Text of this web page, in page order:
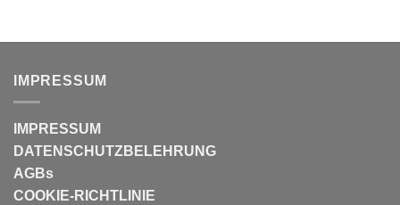
IMPRESSUM
IMPRESSUM
DATENSCHUTZBELEHRUNG
AGBs
COOKIE-RICHTLINIE